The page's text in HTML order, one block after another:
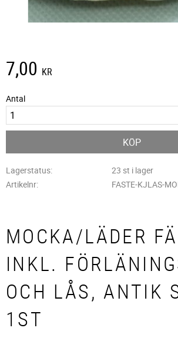
7,00 KR
Antal
KÖP
Lagerstatus
23 st i lager
Artikelnr
FASTE-KJLAS-
MOCKA/LÄDER
INKL.
OCH LÅS, ANTIK
1ST